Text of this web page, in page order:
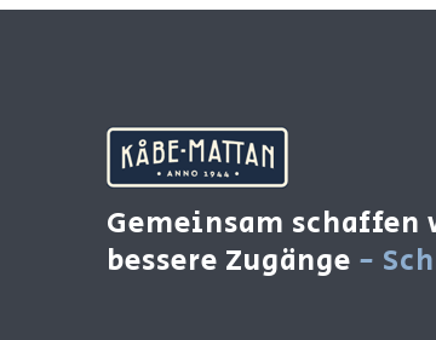
Gemeinsam schaffen
bessere Zugänge -